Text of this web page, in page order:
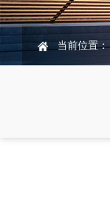
当前位置：